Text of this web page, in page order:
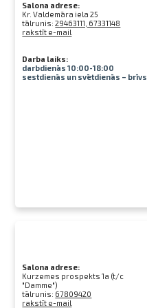
Salona adrese:
Kr. Valdemāra iela 25
tālrunis:29463111, 67331148
rakstīt e-mail
Darba laiks:
darbdienās 10:00-18:00
sestdienās un svētdienās – brīvs
Salona adrese:
Kurzemes prospekts 1a (t/c
"Damme")
tālrunis: 67809420
rakstīt e-mail